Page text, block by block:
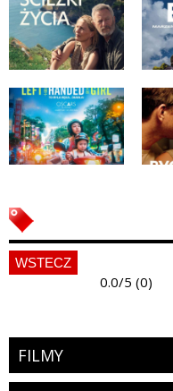
WSTECZ
0.0/5 (0)
FILMY